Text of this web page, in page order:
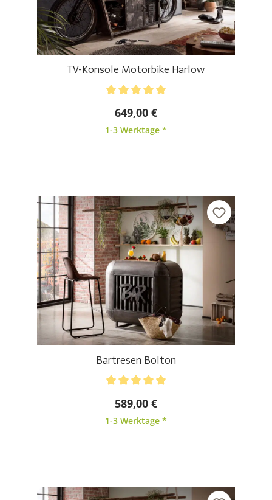
TV-Konsole Motorbike Harlow
649,00 €
1-3 Werktage *
Bartresen Bolton
589,00 €
1-3 Werktage *